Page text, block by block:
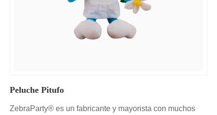
Peluche Pitufo
ZebraParty® es un fabricante y mayorista con muchos